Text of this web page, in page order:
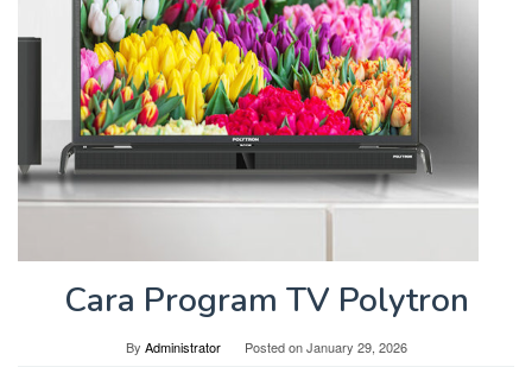
Cara Program TV Polytron
By Administrator Posted onJanuary 29, 2026